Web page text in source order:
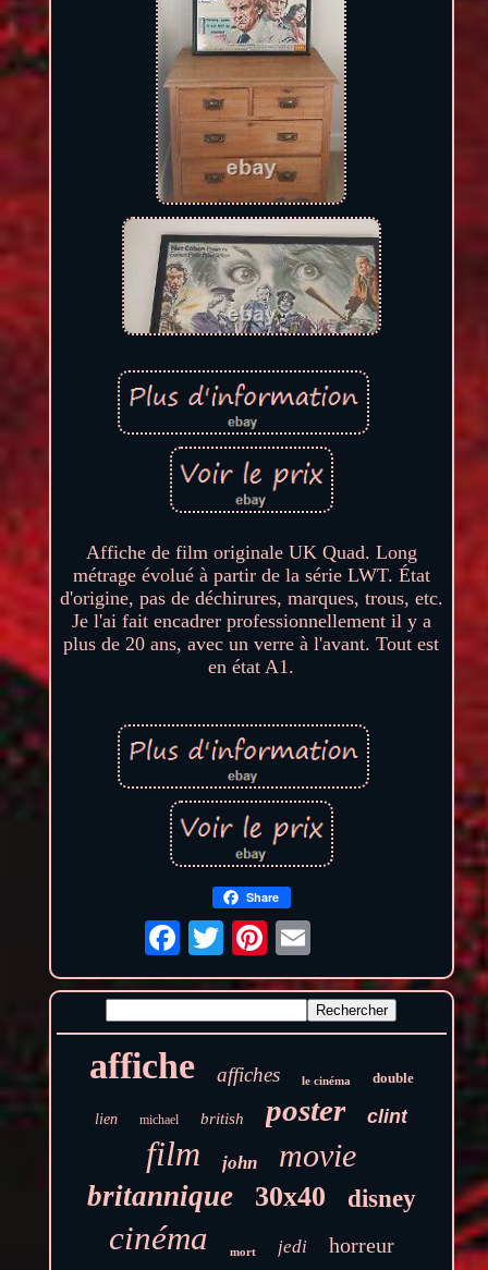
Affiche de film originale UK Quad. Long
métrage évolué à partir de la série LWT. État
d'origine, pas de déchirures, marques, trous, etc.
Je l'ai fait encadrer professionnellement il y a
plus de 20 ans, avec un verre à l'avant. Tout est
en état A1.
Share
affiche affiches le cinéma double
lien michael british poster clint
film john movie
britannique 30x40 disney
cinéma mort jedi horreur